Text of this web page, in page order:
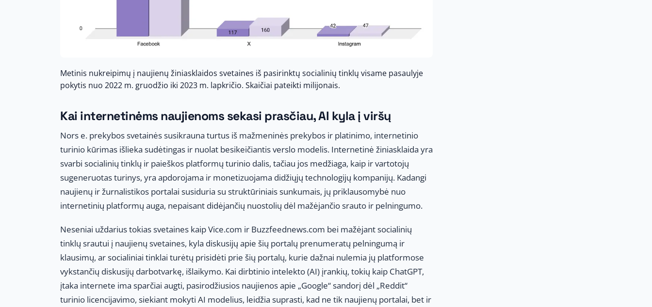
Metinis nukreipimų į naujienų žiniasklaidos svetaines iš pasirinktų socialinių tinklų visame pasaulyje
pokytis nuo 2022 m. gruodžio iki 2023 m. lapkričio. Skaičiai pateikti milijonais.
Kai internetinėms naujienoms sekasi prasčiau, AI kyla į viršų
Nors e. prekybos svetainės susikrauna turtus iš mažmeninės prekybos ir platinimo, internetinio
turinio kūrimas išlieka sudėtingas ir nuolat besikeičiantis verslo modelis. Internetinė žiniasklaida yra
svarbi socialinių tinklų ir paieškos platformų turinio dalis, tačiau jos medžiaga, kaip ir vartotojų
sugeneruotas turinys, yra apdorojama ir monetizuojama didžiųjų technologijų kompanijų. Kadangi
naujienų ir žurnalistikos portalai susiduria su struktūriniais sunkumais, jų priklausomybė nuo
internetinių platformų auga, nepaisant didėjančių nuostolių dėl mažėjančio srauto ir pelningumo.
Neseniai uždarius tokias svetaines kaip Vice.com ir Buzzfeednews.com bei mažėjant socialinių
tinklų srautui į naujienų svetaines, kyla diskusijų apie šių portalų prenumeratų pelningumą ir
klausimų, ar socialiniai tinklai turėtų prisidėti prie šių portalų, kurie dažnai nulemia jų platformose
vykstančių diskusijų darbotvarkę, išlaikymo. Kai dirbtinio intelekto (AI) įrankių, tokių kaip ChatGPT,
įtaka internete ima sparčiai augti, pasirodžiusios naujienos apie „Google“ sandorį dėl „Reddit“
turinio licencijavimo, siekiant mokyti AI modelius, leidžia suprasti, kad ne tik naujienų portalai, bet ir